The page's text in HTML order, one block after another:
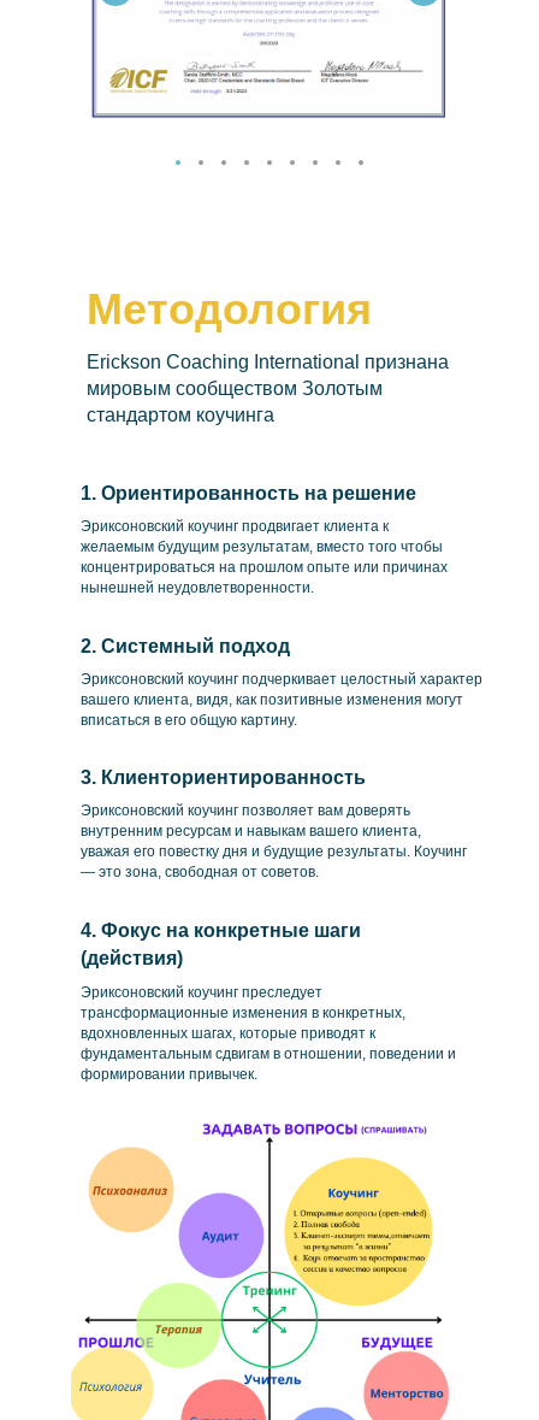
Методология
Erickson Coaching International признана
мировым сообществом Золотым
стандартом коучинга
Эриксоновский коучинг продвигает клиента к
желаемым будущим результатам, вместо того чтобы
концентрироваться на прошлом опыте или причинах
нынешней неудовлетворенности.
1. Ориентированность на решение
Эриксоновский коучинг подчеркивает целостный характер
вашего клиента, видя, как позитивные изменения могут
вписаться в его общую картину.
2. Системный подход
Эриксоновский коучинг позволяет вам доверять
внутренним ресурсам и навыкам вашего клиента,
уважая его повестку дня и будущие результаты. Коучинг
— это зона, свободная от советов.
3. Клиенториентированность
Эриксоновский коучинг преследует
трансформационные изменения в конкретных,
вдохновленных шагах, которые приводят к
фундаментальным сдвигам в отношении, поведении и
формировании привычек.
4. Фокус на конкретные шаги
(действия)